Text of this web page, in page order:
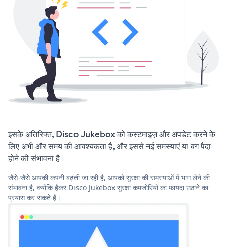
इसके अतिरिक्त, Disco Jukebox को कस्टमाइज़ और अपडेट करने के
लिए अभी और समय की आवश्यकता है, और इससे नई समस्याएं या बग पैदा
होने की संभावना है।
जैसे-जैसे आपकी कंपनी बढ़ती जा रही है, आपको सुरक्षा की समस्याओं में भाग लेने की
संभावना है, क्योंकि हैकर Disco Jukebox सुरक्षा कमजोरियों का फायदा उठाने का
प्रयास कर सकते हैं।